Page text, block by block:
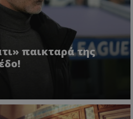
παικταρά της